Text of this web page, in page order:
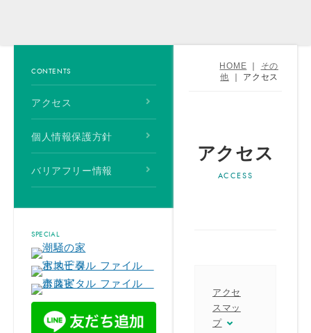
HOME
その
他
アクセス
アクセス
アクセ
スマッ
プ
CONTENTS
アクセス
個人情報保護方針
バリアフリー情報
SPECIAL